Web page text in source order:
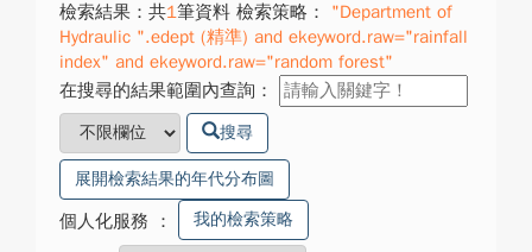
檢索結果：共1筆資料 檢索策略：
"Department of
Hydraulic ".edept (精準) and ekeyword.raw="rainfall
index" and ekeyword.raw="random forest"
在搜尋的結果範圍內查詢：
搜尋
展開檢索結果的年代分布圖
個人化服務 ： 我的檢索策略